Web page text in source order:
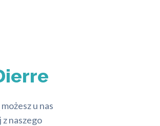
u nas
naszego